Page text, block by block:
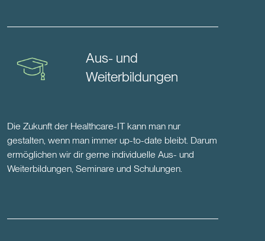
Aus- und
Weiterbildungen
Die Zukunft der Healthcare-IT kann man nur
gestalten, wenn man immer up-to-date bleibt. Darum
ermöglichen wir dir gerne individuelle Aus- und
Weiterbildungen, Seminare und Schulungen.